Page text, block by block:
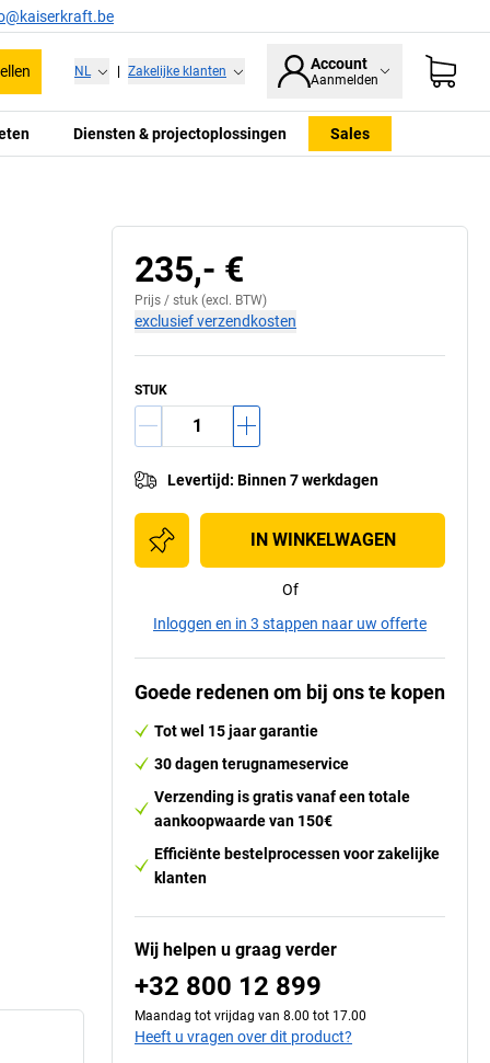
NL Zakelijke klanten Account
Aanmelden
Diensten & projectoplossingen Sales
235,- €
Prijs / stuk (excl. BTW)
exclusief verzendkosten
STUK
Levertijd: Binnen 7 werkdagen
IN WINKELWAGEN
Of
Inloggen en in 3 stappen naar uw offerte
Goede redenen om bij ons te kopen
Tot wel 15 jaar garantie
30 dagen terugnameservice
Verzending is gratis vanaf een totale
aankoopwaarde van 150€
Efficiënte bestelprocessen voor zakelijke
klanten
Wij helpen u graag verder
+32 800 12 899
Maandag tot vrijdag van 8.00 tot 17.00
Heeft u vragen over dit product?